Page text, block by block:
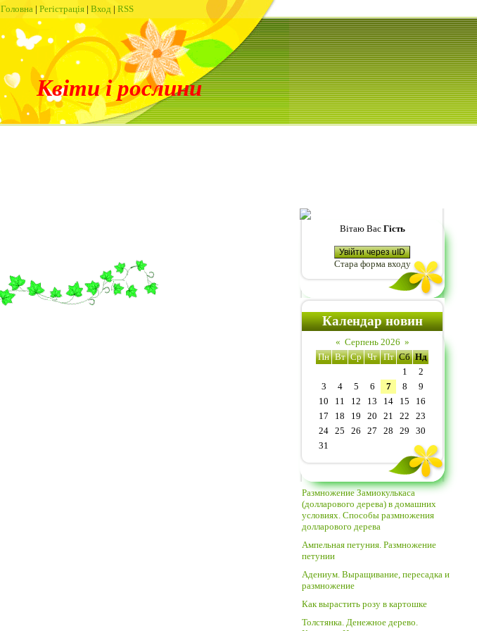
Головна | Регістрація | Вход | RSS
Квіти і рослини
Вітаю Вас Гість
Увійти через uID
Стара форма входу
Календар новин
« Серпень 2026 »
Пн Вт Ср Чт Пт Сб Нд
1
2
3
4 5 6 7 8
9
10
11 12 13 14 15
16
17
18 19 20 21 22
23
24 25 26 27 28 29
30
31
Размножение Замиокулькаса
(долларового дерева) в домашних
условиях. Способы размножения
долларового дерева
Ампельная петуния. Размножение
петунии
Адениум. Выращивание, пересадка и
размножение
Как вырастить розу в картошке
Толстянка. Денежное дерево.